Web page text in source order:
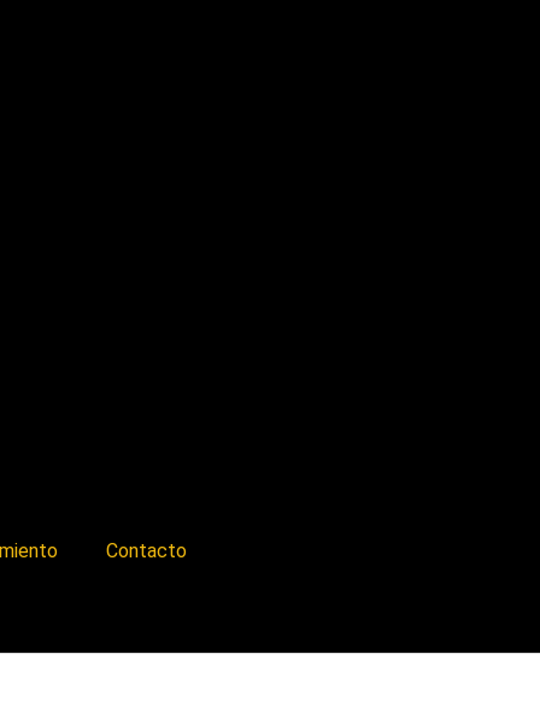
Contacto